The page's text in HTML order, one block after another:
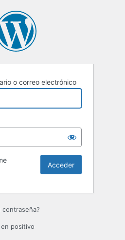
o correo electrónico
contraseña?
positivo